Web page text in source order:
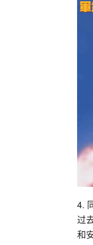
4.
过
和